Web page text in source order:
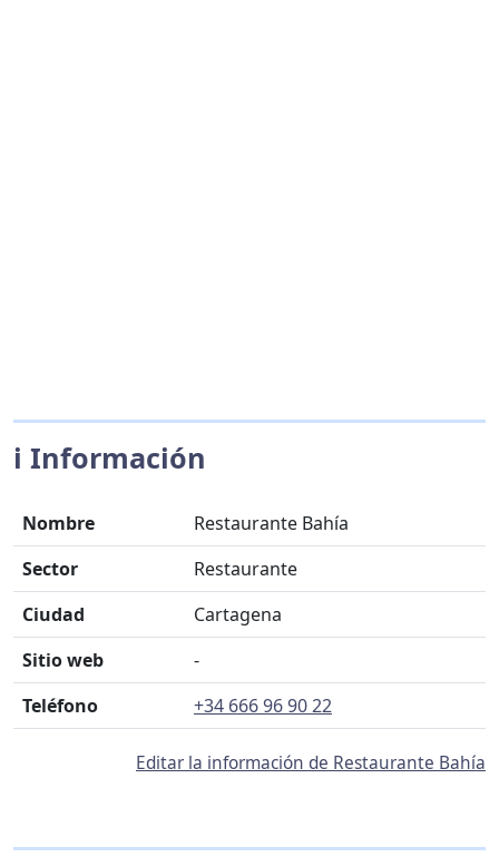
ℹ️ Información
Nombre
Restaurante Bahía
Sector
Restaurante
Ciudad
Cartagena
Sitio web
-
Teléfono
+34 666 96 90 22
Editar la información de Restaurante Bahía